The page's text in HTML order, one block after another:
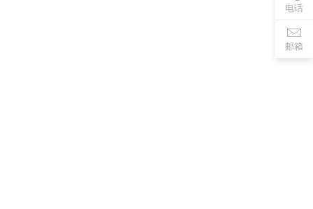
电话
邮箱